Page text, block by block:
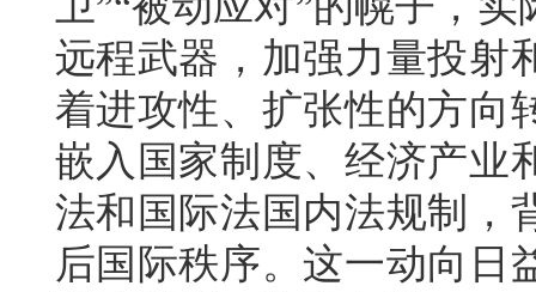
远程武器，加强力量投射
着进攻性、扩张性的方向
嵌入国家制度、经济产业
法和国际法国内法规制，
后国际秩序。这一动向日